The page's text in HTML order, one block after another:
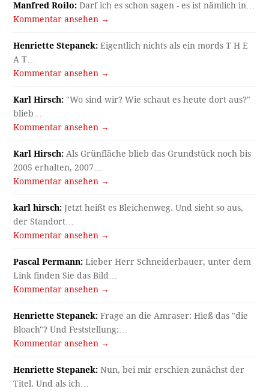
Manfred Roilo: Darf ich es schon sagen - es ist nämlich in…
Kommentar ansehen →
Henriette Stepanek: Eigentlich nichts als ein mords T H E
A T…
Kommentar ansehen →
Karl Hirsch: "Wo sind wir? Wie schaut es heute dort aus?"
blieb…
Kommentar ansehen →
Karl Hirsch: Als Grünfläche blieb das Grundstück noch bis
2005 erhalten, 2007…
Kommentar ansehen →
karl hirsch: Jetzt heißt es Bleichenweg. Und sieht so aus,
der Standort…
Kommentar ansehen →
Pascal Permann: Lieber Herr Schneiderbauer, unter dem
Link finden Sie das Bild…
Kommentar ansehen →
Henriette Stepanek: Frage an die Amraser: Hieß das "die
Bloach"? Und Feststellung:…
Kommentar ansehen →
Henriette Stepanek: Nun, bei mir erschien zunächst der
Titel. Und als ich…